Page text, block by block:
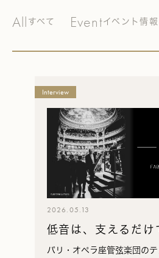
All すべて Eventイベント情報
Meinl
Weston
ル・
Interview
2026.05.13
低音は、支えるだけ
楽を前へ進める
パリ・オペラ座管弦楽団の